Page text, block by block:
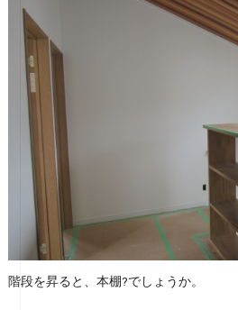
階段を昇ると、本棚?でしょうか。